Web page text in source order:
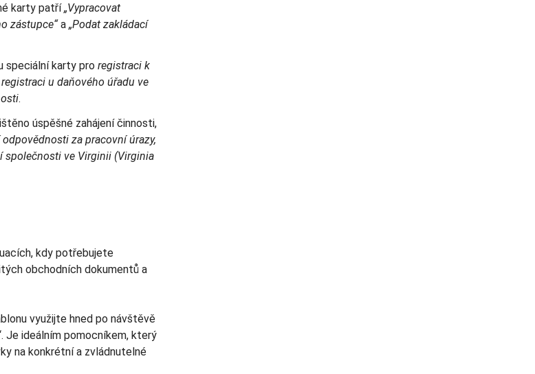
karty patří„Vypracovat
zástupce“ a „Podat zakládací
speciální karty pro registraci k
u daňového úřadu ve
.
úspěšné zahájení činnosti,
za pracovní úrazy,
společnosti ve Virginii (Virginia
kdy potřebujete
obchodních dokumentů a
využijte hned po návštěvě
Je ideálním pomocníkem, který
na konkrétní a zvládnutelné